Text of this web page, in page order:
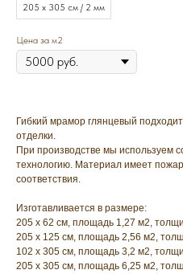
205 х 305 см / 2 мм
Цена за м2
Гибкий мрамор глянцевый
отделки.
При производстве мы используем
технологию. Материал имеет
соответствия.
Изготавливается в размере:
205 х 62 см, площадь 1,27 м2,
205 х 125 см, площадь 2,56 м2,
102 х 305 см, площадь 3,2 м2,
205 х 305 см, площадь 6,25 м2,